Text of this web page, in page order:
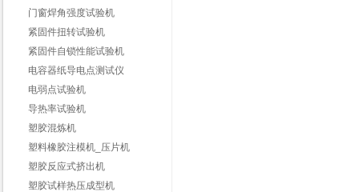
门窗焊角强度试验机
紧固件扭转试验机
紧固件自锁性能试验机
电容器纸导电点测试仪
电弱点试验机
导热率试验机
塑胶混炼机
塑料橡胶注模机_压片机
塑胶反应式挤出机
塑胶试样热压成型机